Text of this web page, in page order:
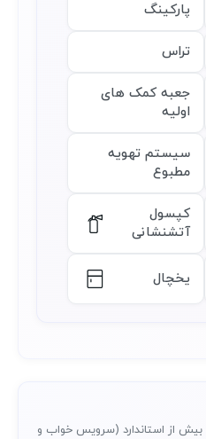
پارکینگ
تراس
جعبه کمک های
اولیه
سیستم تهویه
مطبوع
کپسول
آتشنشانی
یخچال
بیش از استاندارد (سرویس خواب و